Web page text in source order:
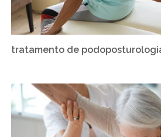
tratamento de